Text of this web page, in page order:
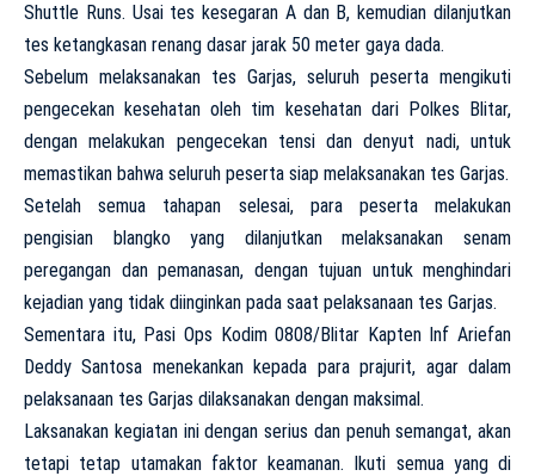
Shuttle Runs. Usai tes kesegaran A dan B, kemudian dilanjutkan
tes ketangkasan renang dasar jarak 50 meter gaya dada.
Sebelum melaksanakan tes Garjas, seluruh peserta mengikuti
pengecekan kesehatan oleh tim kesehatan dari Polkes Blitar,
dengan melakukan pengecekan tensi dan denyut nadi, untuk
memastikan bahwa seluruh peserta siap melaksanakan tes Garjas.
Setelah semua tahapan selesai, para peserta melakukan
pengisian blangko yang dilanjutkan melaksanakan senam
peregangan dan pemanasan, dengan tujuan untuk menghindari
kejadian yang tidak diinginkan pada saat pelaksanaan tes Garjas.
Sementara itu, Pasi Ops Kodim 0808/Blitar Kapten Inf Ariefan
Deddy Santosa menekankan kepada para prajurit, agar dalam
pelaksanaan tes Garjas dilaksanakan dengan maksimal.
Laksanakan kegiatan ini dengan serius dan penuh semangat, akan
tetapi tetap utamakan faktor keamanan. Ikuti semua yang di